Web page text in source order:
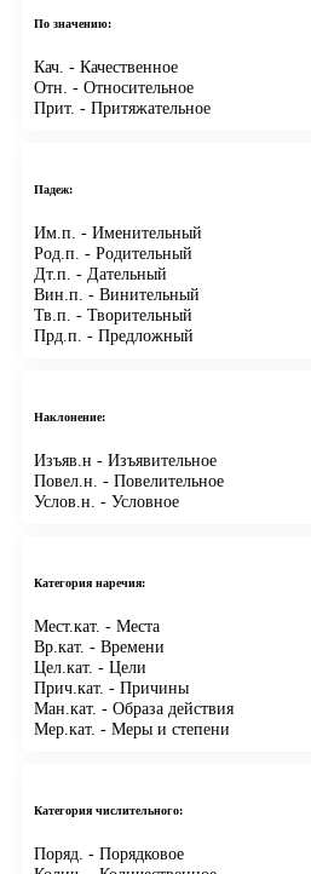
По значению:
Кач. - Качественное
Отн. - Относительное
Прит. - Притяжательное
Падеж:
Им.п. - Именительный
Род.п. - Родительный
Дт.п. - Дательный
Вин.п. - Винительный
Тв.п. - Творительный
Прд.п. - Предложный
Наклонение:
Изъяв.н - Изъявительное
Повел.н. - Повелительное
Услов.н. - Условное
Категория наречия:
Мест.кат. - Места
Вр.кат. - Времени
Цел.кат. - Цели
Прич.кат. - Причины
Ман.кат. - Образа действия
Мер.кат. - Меры и степени
Категория числительного:
Поряд. - Порядковое